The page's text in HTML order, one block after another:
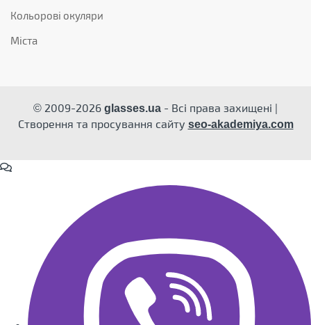
Кольорові окуляри
Міста
© 2009-2026 glasses.ua - Всі права захищені |
Створення та просування сайту seo-akademiya.com